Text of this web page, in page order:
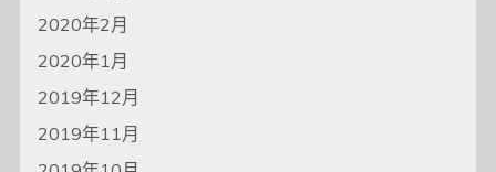
2020年2月
2020年1月
2019年12月
2019年11月